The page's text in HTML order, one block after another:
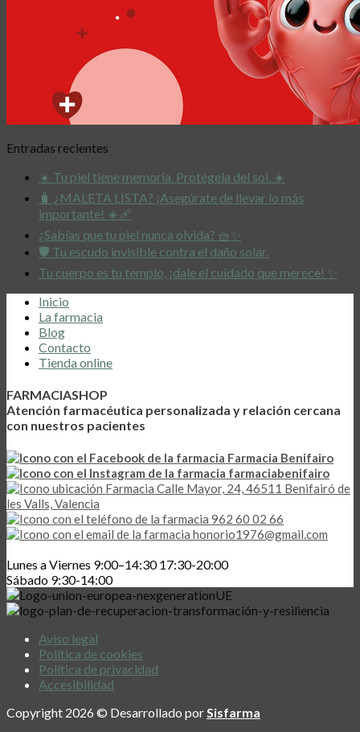
Entradas recientes
☀️ Tu piel tiene memoria. Protégela del sol. ☀️
🧳 ¿MALETA LISTA? ¡Asegúrate de llevar lo más
importante! ☀️🩹
¿Sabías que tu piel nunca olvida? 🧺✨
🛡️ Tu escudo invisible contra el daño solar.
Tu cuerpo es tu templo, ¡dale el cuidado que merece! ✨
Inicio
La farmacia
Blog
Contacto
Tienda online
FARMACIASHOP
Atención farmacéutica personalizada y relación cercana
con nuestros pacientes
Farmacia Benifairo
farmaciabenifairo
Calle Mayor, 24, 46511 Benifairó de
les Valls, Valencia
962 60 02 66
honorio1976@gmail.com
Lunes a Viernes 9:00–14:30 17:30-20:00
Sábado 9:30-14:00
Aviso legal
Política de cookies
Política de privacidad
Accesibilidad
Copyright 2026 © Desarrollado porSisfarma